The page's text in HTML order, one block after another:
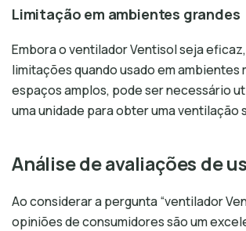
Limitação em ambientes grandes
Embora o ventilador Ventisol seja
limitações quando usado em ambientes
espaços amplos, pode ser necessário
uma unidade para obter uma ventilação
Análise de avaliações de
Ao considerar a pergunta “ventilador
opiniões de consumidores são um